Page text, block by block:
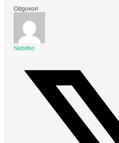
Odgovori
Nebitno